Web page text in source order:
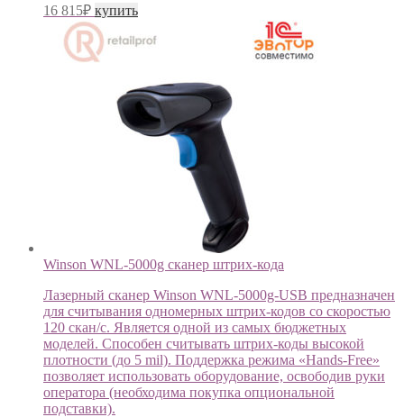
16 815₽ купить
Winson WNL-5000g cканер штрих-кода
Лазерный сканер Winson WNL-5000g-USB предназначен
для считывания одномерных штрих-кодов со скоростью
120 скан/с. Является одной из самых бюджетных
моделей. Способен считывать штрих-коды высокой
плотности (до 5 mil). Поддержка режима «Hands-Free»
позволяет использовать оборудование, освободив руки
оператора (необходима покупка опциональной
подставки).